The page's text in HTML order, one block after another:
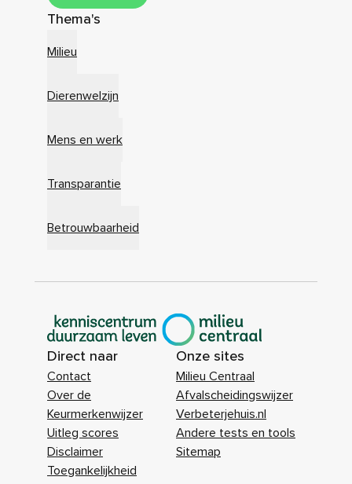
Thema's
Milieu
Dierenwelzijn
Mens en werk
Transparantie
Betrouwbaarheid
|
Direct naar
Contact
Over de
Keurmerkenwijzer
Uitleg scores
Disclaimer
Toegankelijkheid
Onze sites
Milieu Centraal
Afvalscheidingswijzer
Verbeterjehuis.nl
Andere tests en tools
Sitemap